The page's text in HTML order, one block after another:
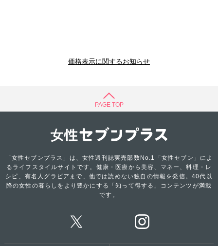
価格表示に関するお知らせ
PAGE TOP
「女性セブンプラス」は、女性週刊誌実売部数No.1「女性セブン」によ
るライフスタイルサイトです。健康・医療から美容、マネー、料理・レ
シピ、有名人グラビアまで、他では読めない独自の情報を発信。40代以
降の女性の暮らしをより豊かにする「知って得する」コンテンツが満載
です。